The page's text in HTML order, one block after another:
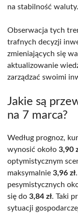
na stabilność waluty.
Obserwacja tych
trafnych decyzji
zmieniających się
aktualizowanie
zarządzać swoimi
Jakie są
na 7 marca?
Według prognoz,
wynosić około 3,90
optymistycznym
maksymalnie 3,96 zł
pesymistycznych
się do 3,84 zł. Taki
sytuacji